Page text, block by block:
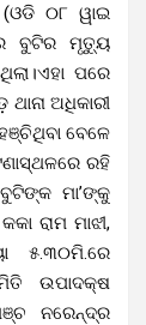
(ଓଡି ୦୮ ୱାଇ
ବୁଟିର ମୃତ୍ୟୁ
ପରେ
ଅଧିକାରୀ
ବେଳେ
ରହି
ମା’ଙ୍କୁ
ରାମ ମାଝୀ,
୫.୩୦ମି.ରେ
ଉପାଦକ୍ଷ
ନରେନ୍ଦ୍ର